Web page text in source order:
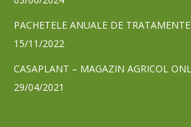
PACHETELE ANUALE DE
15/11/2022
CASAPLANT – MAGAZIN AGRICOL
29/04/2021